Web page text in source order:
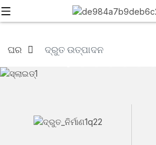
ଘର ଦ୍ରୁତ ଉତ୍ପାଦନ